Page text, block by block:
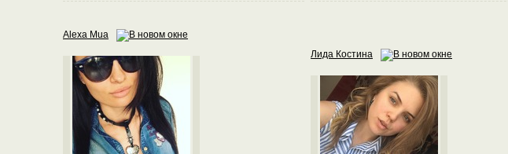
Alexa Mua
Лида Костина